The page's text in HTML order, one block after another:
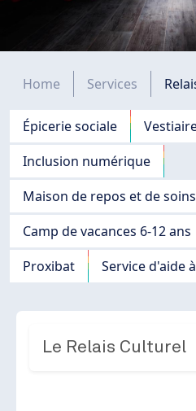
Fil d'Ariane
Home Services
Navigation principale
Épicerie sociale
Inclusion numérique
Maison de repos et de soins
Camp de vacances 6-12 ans
Proxibat
Service d'aide
Le Relais Culturel